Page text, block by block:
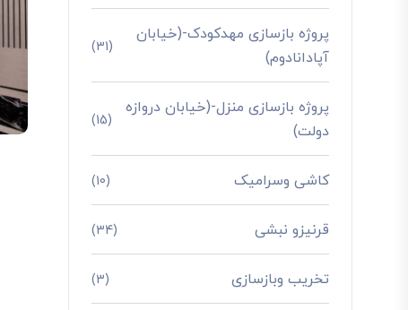
پروژه بازسازی مهدکودک-(خیابان
آپادانادوم)
(31)
پروژه بازسازی منزل-(خیابان دروازه
دولت)
(15)
کاشی وسرامیک (10)
قرنیزو نبشی (34)
تخریب وبازسازی (3)